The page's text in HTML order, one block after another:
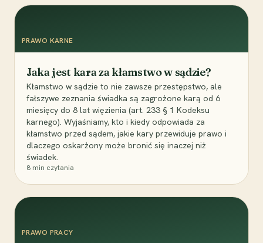
PRAWO KARNE
Jaka jest kara za kłamstwo w sądzie?
Kłamstwo w sądzie to nie zawsze przestępstwo, ale
fałszywe zeznania świadka są zagrożone karą od 6
miesięcy do 8 lat więzienia (art. 233 § 1 Kodeksu
karnego). Wyjaśniamy, kto i kiedy odpowiada za
kłamstwo przed sądem, jakie kary przewiduje prawo i
dlaczego oskarżony może bronić się inaczej niż
świadek.
8 min czytania
PRAWO PRACY